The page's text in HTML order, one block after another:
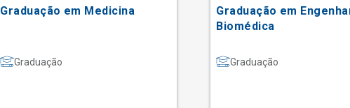
Graduação em Medicina
Graduação
Graduação em
Biomédica
Graduação